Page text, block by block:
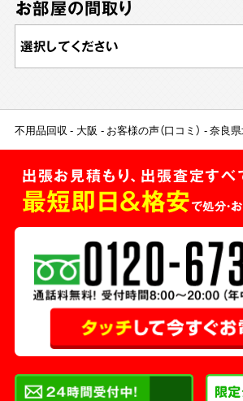
お部屋の間取り
不用品回収 大阪 お客様の声（口コミ） 奈良
出張お見積もり、出張査定す
最短即日＆格安で処分・